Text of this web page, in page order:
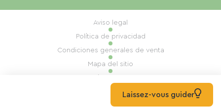
© 2026 Ma Voie Verte Todos los derechos reservados
Aviso legal
Política de privacidad
Condiciones generales de venta
Mapa del sitio
Realización: Mill, PrivasLaissez-vous guider